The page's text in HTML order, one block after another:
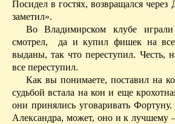
Посидел в гостях, возвращался
заметил».
Во Владимирском клубе
смотрел,
да и купил фишек на
выданы, так что переступил. Честь,
все переступил.
Как вы понимаете, поставил на
судьбой встала на кон и еще
они принялись уговаривать
Александра, может, оно и клучшему